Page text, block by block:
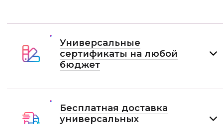
Универсальные
сертификаты на любой
бюджет
Бесплатная доставка
универсальных